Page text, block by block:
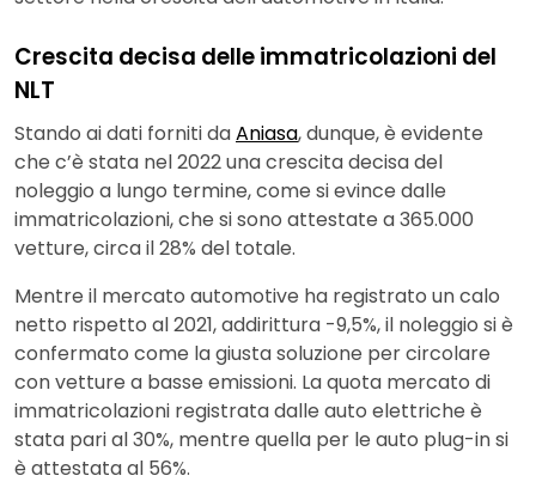
Crescita decisa delle immatricolazioni del
NLT
Stando ai dati forniti daAniasa, dunque, è evidente
che c’è stata nel 2022 una crescita decisa del
noleggio a lungo termine, come si evince dalle
immatricolazioni, che si sono attestate a 365.000
vetture, circa il 28% del totale.
Mentre il mercato automotive ha registrato un calo
netto rispetto al 2021, addirittura -9,5%, il noleggio si è
confermato come la giusta soluzione per circolare
con vetture a basse emissioni. La quota mercato di
immatricolazioni registrata dalle auto elettriche è
stata pari al 30%, mentre quella per le auto plug-in si
è attestata al 56%.